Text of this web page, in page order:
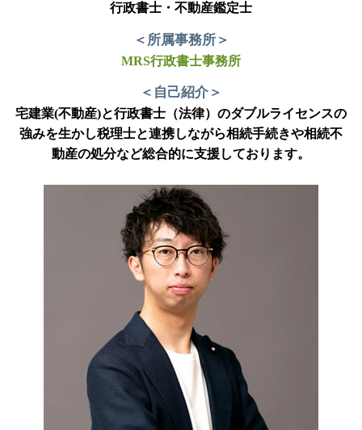
行政書士・不動産鑑定士
＜所属事務所＞
MRS行政書士事務所
＜自己紹介＞
宅建業(不動産)と行政書士（法律）のダブルライセンスの
強みを生かし税理士と連携しながら相続手続きや相続不
動産の処分など総合的に支援しております。